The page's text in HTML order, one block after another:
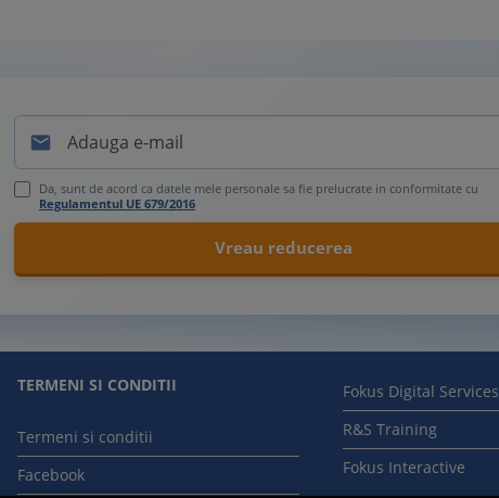

Da, sunt de acord ca datele mele personale sa fie prelucrate in conformitate cu
Regulamentul UE 679/2016
TERMENI SI CONDITII
Termeni si conditii
Facebook
Fokus Digital Services
R&S Training
Fokus Interactive